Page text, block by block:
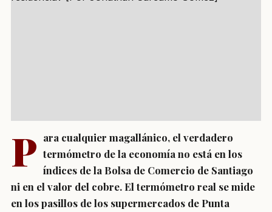
P ara cualquier magallánico, el verdadero
termómetro de la economía no está en los
índices de la Bolsa de Comercio de Santiago
ni en el valor del cobre. El termómetro real se mide
en los pasillos de los supermercados de Punta